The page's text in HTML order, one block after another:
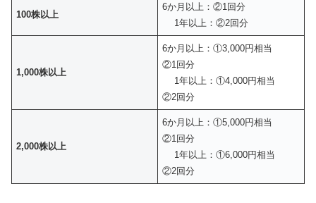
100株以上
6か月以上：②1回分
1年以上：②2回分
1,000株以上
6か月以上：①3,000円相当
②1回分
1年以上：①4,000円相当
②2回分
2,000株以上
6か月以上：①5,000円相当
②1回分
1年以上：①6,000円相当
②2回分